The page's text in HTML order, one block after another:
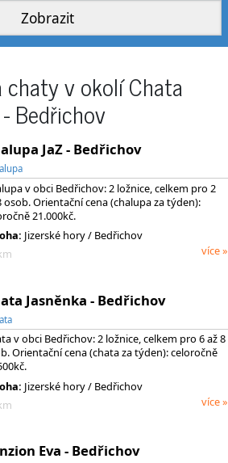
chaty v okolí Chata
Bedřichov
JaZ - Bedřichov
v obci Bedřichov: 2 ložnice, celkem pro 2
osob. Orientační cena (chalupa za týden):
21.000kč.
Jizerské hory / Bedřichov
více »
Jasněnka - Bedřichov
v obci Bedřichov: 2 ložnice, celkem pro 6 až 8
Orientační cena (chata za týden): celoročně
Jizerské hory / Bedřichov
více »
Eva - Bedřichov